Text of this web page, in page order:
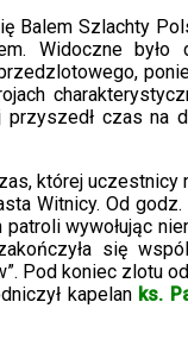
Balem Szlachty
Widoczne było
czas na
której uczestnicy
Witnicy. Od godz.
wywołując
się
Pod koniec zlotu
kapelanks.